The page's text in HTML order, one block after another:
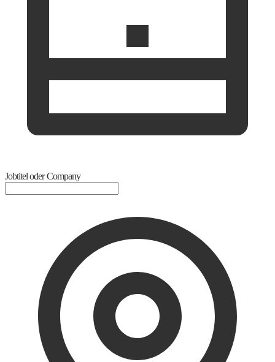
Jobtitel oder Company